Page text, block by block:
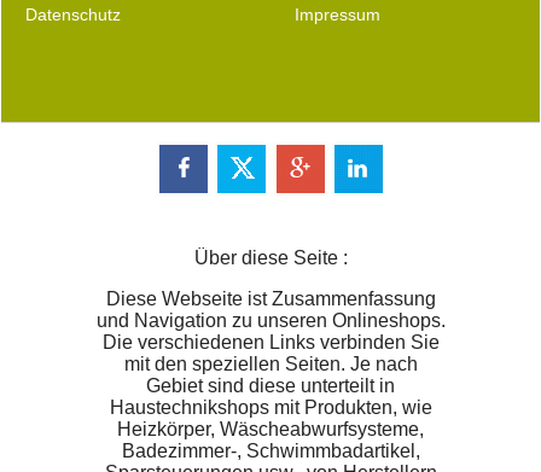
Impressum
Datenschutz
Über diese Seite :
Diese Webseite ist Zusammenfassung
und Navigation zu unseren Onlineshops.
Die verschiedenen Links verbinden Sie
mit den speziellen Seiten. Je nach
Gebiet sind diese unterteilt in
Haustechnikshops mit Produkten, wie
Heizkörper, Wäscheabwurfsysteme,
Badezimmer-, Schwimmbadartikel,